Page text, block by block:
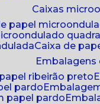
caixas
papel
caixa de
ribeirão preto
pardo
papel pardo